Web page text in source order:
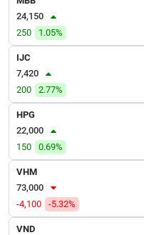
24,150
250
1.05%
IJC
7,420
200
2.77%
HPG
22,000
150
0.69%
VHM
73,000
-4,100
-5.32%
VND
VỤ
TRUYỀN
THÔNG
TIỆN
BẤT
ĐỘNG
SẢN